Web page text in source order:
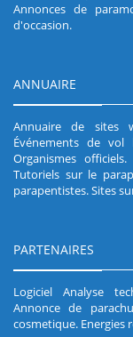
Annonces de
d'occasion.
ANNUAIRE
Annuaire de sites
Événements de vol
Organismes officiels
Tutoriels sur le
parapentistes.Sites
PARTENAIRES
Logiciel Analyse
Annonce de
cosmetique. Energies